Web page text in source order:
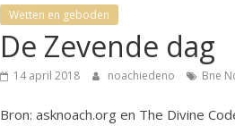
Wetten en geboden
De Zevende dag
14 april 2018 noachiedeno Bne
Bron: asknoach.org en The Divine